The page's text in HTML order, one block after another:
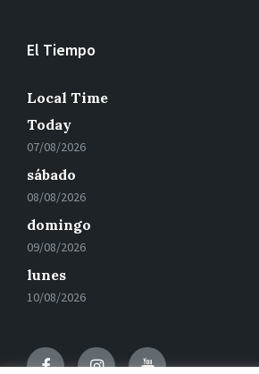
El Tiempo
Local Time
Today
07/08/2026
sábado
08/08/2026
domingo
09/08/2026
lunes
10/08/2026
FacebookInstagramYoutube